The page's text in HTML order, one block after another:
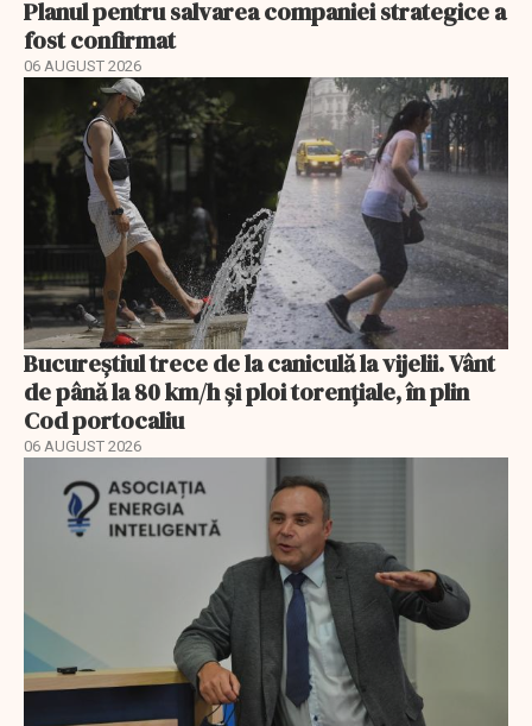
Planul pentru salvarea companiei strategice a
fost confirmat
06 AUGUST 2026
Bucureștiul trece de la caniculă la vijelii. Vânt
de până la 80 km/h și ploi torențiale, în plin
Cod portocaliu
06 AUGUST 2026